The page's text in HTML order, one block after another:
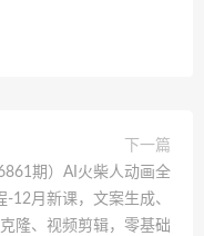
下一篇
期）AI火柴人动画全
-12月新课，文案生成、
隆、视频剪辑，零基础